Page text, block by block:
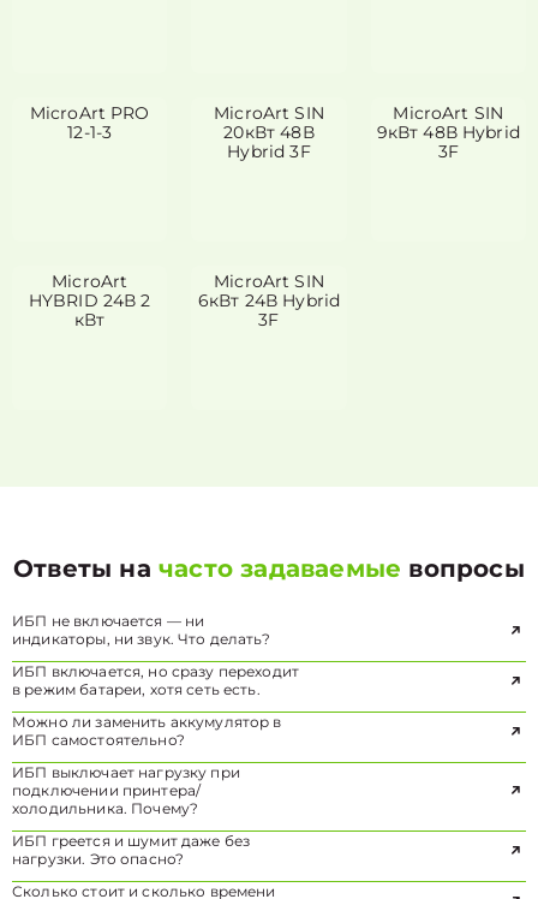
MicroArt PRO
12-1-3
MicroArt SIN
20кВт 48В
Hybrid 3F
MicroArt SIN
9кВт 48В Hybrid
3F
MicroArt
HYBRID 24В 2
кВт
MicroArt SIN
6кВт 24В Hybrid
3F
Ответы начасто задаваемые вопросы
ИБП не включается — ни
индикаторы, ни звук. Что делать?
ИБП включается, но сразу переходит
в режим батареи, хотя сеть есть.
Можно ли заменить аккумулятор в
ИБП самостоятельно?
ИБП выключает нагрузку при
подключении принтера/
холодильника. Почему?
ИБП греется и шумит даже без
нагрузки. Это опасно?
Сколько стоит и сколько времени